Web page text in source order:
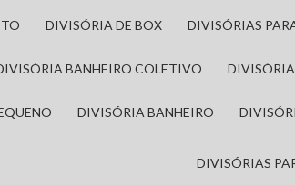
DIVISÓRIA DE BOX DIVISÓRIAS
DIVISÓRIA BANHEIRO COLETIVO
DIVISÓRIA BANHEIRO
DIVISÓRIAS